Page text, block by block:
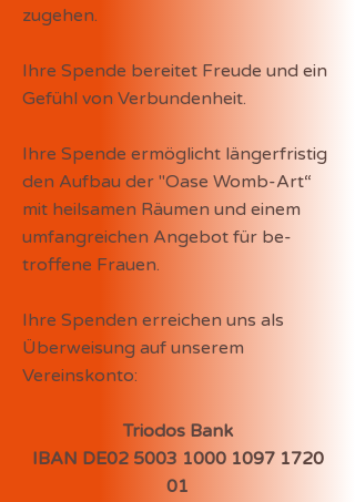
zugehen.
Ihre Spende bereitet Freude und ein
Gefühl von Verbundenheit.
Ihre Spende ermöglicht längerfristig
den Aufbau der "Oase Womb-Art“
mit heilsamen Räumen und einem
umfangreichen Angebot für be-
troffene Frauen.
Ihre Spenden erreichen uns als
Überweisung auf unserem
Vereinskonto:
Triodos Bank
IBAN DE02 5003 1000 1097 1720
01